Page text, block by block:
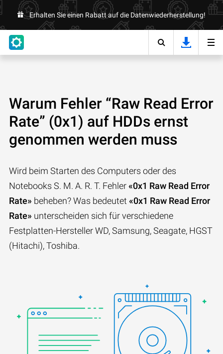
Erhalten Sie einen Rabatt auf die Datenwiederherstellung!
Warum Fehler “Raw Read Error
Rate” (0x1) auf HDDs ernst
genommen werden muss
Wird beim Starten des Computers oder des
Notebooks S. M. A. R. T. Fehler«0x1 Raw Read Error
Rate» beheben? Was bedeutet «0x1 Raw Read Error
Rate» unterscheiden sich für verschiedene
Festplatten-Hersteller WD, Samsung, Seagate, HGST
(Hitachi), Toshiba.